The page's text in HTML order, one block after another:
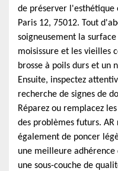
de préserver l'esthétique
Paris 12, 75012. Tout
soigneusement la
moisissure et les vieilles
brosse à poils durs et un
Ensuite, inspectez
recherche de signes de
Réparez ou remplacez
des problèmes futurs.
également de poncer
une meilleure
une sous-couche de